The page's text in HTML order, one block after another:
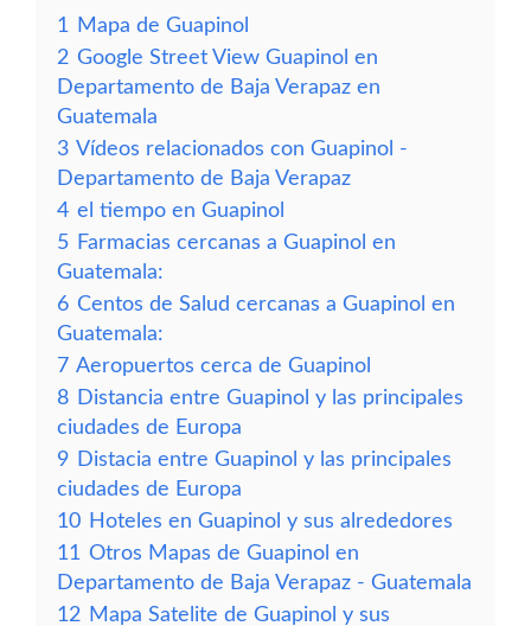
1
Mapa de Guapinol
2 Google Street View Guapinol en
Departamento de Baja Verapaz en
Guatemala
3 Vídeos relacionados con Guapinol -
Departamento de Baja Verapaz
4 el tiempo en Guapinol
5 Farmacias cercanas a Guapinol en
Guatemala:
6 Centos de Salud cercanas a Guapinol en
Guatemala:
7 Aeropuertos cerca de Guapinol
8 Distancia entre Guapinol y las principales
ciudades de Europa
9 Distacia entre Guapinol y las principales
ciudades de Europa
10 Hoteles en Guapinol y sus alrededores
11 Otros Mapas de Guapinol en
Departamento de Baja Verapaz - Guatemala
12 Mapa Satelite de Guapinol y sus